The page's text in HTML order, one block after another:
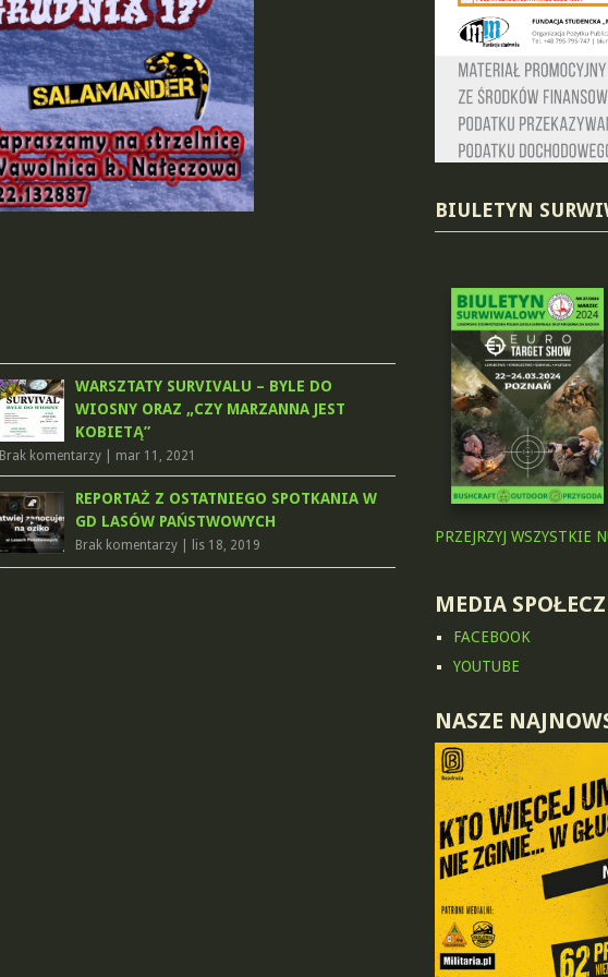
WARSZTATY SURVIVALU – BYLE DO
WIOSNY ORAZ „CZY MARZANNA JEST
KOBIETĄ”
Brak komentarzy| mar 11, 2021
REPORTAŻ Z OSTATNIEGO SPOTKANIA W
GD LASÓW PAŃSTWOWYCH
Brak komentarzy| lis 18, 2019
BIULETYN
PRZEJRZYJ WSZYSTKIE
MEDIA
FACEBOOK
YOUTUBE
NASZE